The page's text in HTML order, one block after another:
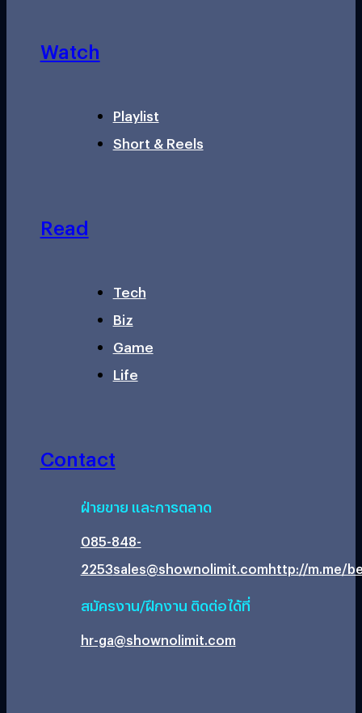
Watch
Playlist
Short & Reels
Read
Tech
Biz
Game
Life
Contact
ฝ่ายขาย และการตลาด
085-848-
2253sales@shownolimit.comhttp://m.me/
สมัครงาน/ฝึกงาน ติดต่อได้ที่
hr-ga@shownolimit.com